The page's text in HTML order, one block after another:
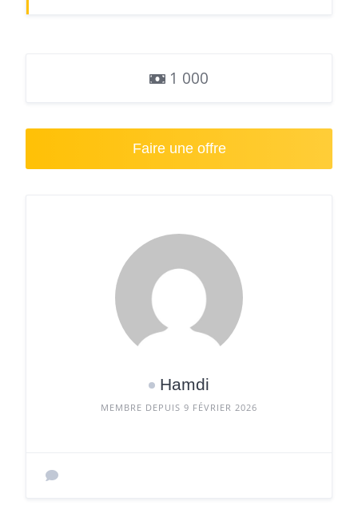
1 000
Faire une offre
Hamdi
MEMBRE DEPUIS 9 FÉVRIER 2026